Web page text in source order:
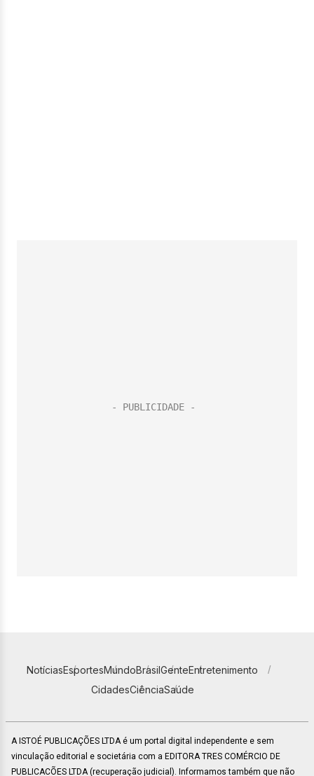
NotíciasEsportesMundoBrasilGenteEntretenimento
CidadesCiênciaSaúde
A ISTOÉ PUBLICAÇÕES LTDA é um portal digital independente e sem
vinculação editorial e societária com a EDITORA TRES COMÉRCIO DE
PUBLICACÕES LTDA (recuperação judicial). Informamos também que não